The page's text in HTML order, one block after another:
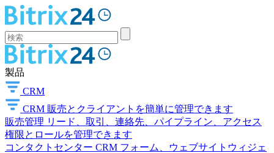
製品
CRM
CRM 販売とクライアントを簡単に管理できます
販売管理 リード、取引、連絡先、パイプライン、アクセス
権限とロールを管理できます
コンタクトセンター CRM フォーム、ウェブサイトウィジェ